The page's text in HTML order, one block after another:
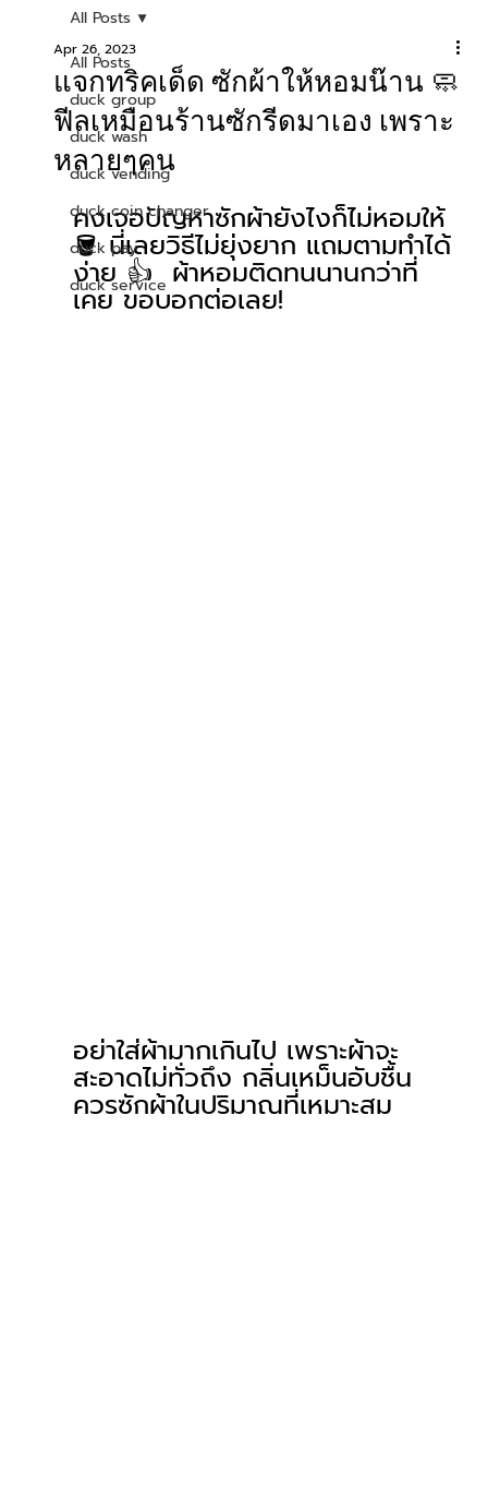
All Posts
duck group
duck wash
duck vending
duck coin changer
duck pay
duck service
All Posts
แจกทริคเด็ด ซักผ้าให้หอมน๊าน 🧼
ฟีลเหมือนร้านซักรีดมาเอง เพราะ
หลายๆคน
Apr 26, 2023
คงเจอปัญหาซักผ้ายังไงก็ไม่หอมให้
🪣 นี่เลยวิธีไม่ยุ่งยาก แถมตามทำได้
ง่าย 👍  ผ้าหอมติดทนนานกว่าที่
เคย ขอบอกต่อเลย!
อย่าใส่ผ้ามากเกินไป เพราะผ้าจะ
สะอาดไม่ทั่วถึง กลิ่นเหม็นอับชื้น
ควรซักผ้าในปริมาณที่เหมาะสม